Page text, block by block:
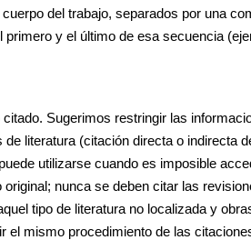
del trabajo, separados por una
y el último de esa secuencia
Sugerimos restringir las
literatura (citación directa o indirecta
utilizarse cuando es imposible
nunca se deben citar las
tipo de literatura no localizada y
mismo procedimiento de las